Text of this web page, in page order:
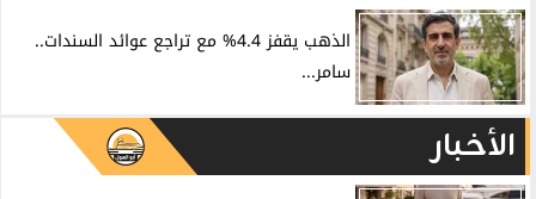
الذهب يقفز 4.4% مع تراجع عوائد السندات..
سامر...
الأخبار